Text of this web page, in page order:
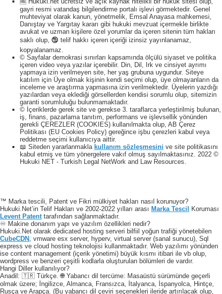
gayri resmi vatandaş bilgilendirme portalı işlevi görmektedir. Genel
muhteviyat olarak kanun, yönetmelik, Emsal Anayasa mahkemesi,
Danıştay ve Yargıtay kararı gibi hukuki mevzuat içermekle birlikte
avukat ve uzman kişilere özel yorumlar da içeren sitenin tüm hakları
saklı olup, 🕲 telif hakkı içeren içeriği izinsiz yayınlanamaz,
kopyalanamaz.
© Sayfalar demokrasi sınırları kapsamında ölçülü siyaset ve politika
içeren video veya yazılar içerebilir. Din, Dil, Irk ve cinsiyet ayrımı
yapmaya izin verilmeyen site, her yaş grubuna uygundur. Siteye
katılım için Üye olmak kişinin kendi seçimi olup, üye olmayanların da
inceleme ve araştırma yapmasına izin verilmektedir. Üyelerin yazdığı
yazılardan veya eklediği görsellerden kendisi sorumlu olup, sitemizin
garanti sorumluluğu bulunmamaktadır.
© İçeriklerde gerek site ve gerekse 3. taraflarca yerleştirilmiş bulunan,
iş, finans, pazarlama tanıtım, performans ve işlevsellik yönünden
gerekli ÇEREZLER (COOKIES) kullanılmakta olup, AB Çerez
Politikası (EU Cookies Policy) gereğince işbu çerezleri kabul veya
reddetme seçimi kullanıcıya aittir.
📖 Siteden yararlanmakla kullanım sözleşmesini ve site politikasını
kabul etmiş ve tüm yönergelere vakıf olmuş sayılmaktasınız. 2022 ©
Hukuki NET - Turkish Legal NetWork and Law Resources.
™ Marka tescili, Patent ve Fikri mülkiyet hakları nasıl korunuyor?
Hukuki.Net’in Telif Hakları ve 2002-2022 yılları arası Marka Tescil
Koruması
Levent Patenttarafından sağlanmaktadır.
♾️ Makine donanım yapı ve yazılım özellikleri nedir?
Hukuki.Net olarak dedicated hosting serveri bilfiil yoğun trafiği yönetebilen
CubeCDN , vmware esx server, hyperv, virtual server (sanal sunucu), Sql
express ve cloud hosting teknolojisi kullanmaktadır. Web yazılımı yönünden
ise content management (içerik yönetimi) büyük kısmı itibari ile vb olup,
wordpress ve benzeri çeşitli kodlarla oluşturulan bölümleri de vardır.
Hangi Diller kullanılıyor?
Anadil: 🇹🇷 Türkçe. 🌐 Yabancı dil tercüme: Masaüstü sürümünde geçerli
olmak üzere; İngilizce, Almanca, Fransızca, İtalyanca, İspanyolca, Hintçe,
Rusça ve Arapça. (Bu yabancı dil çeviri seçenekleri ileride artırılacak olup,